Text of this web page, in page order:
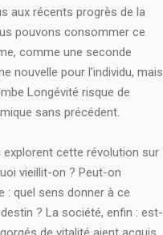
aux récents progrès de la
pouvons consommer ce
comme une seconde
nouvelle pour l'individu, mais
Longévité risque de
sans précédent.
cette révolution sur
vieillit-on ? Peut-on
: quel sens donner à ce
? La société, enfin : est-